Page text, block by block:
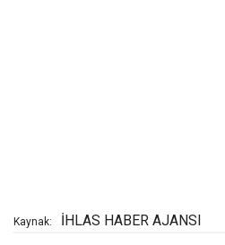
Kaynak: İHLAS HABER AJANSI